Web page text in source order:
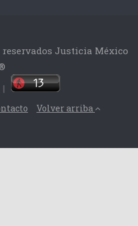
reservados Justicia México
|
Volver arriba